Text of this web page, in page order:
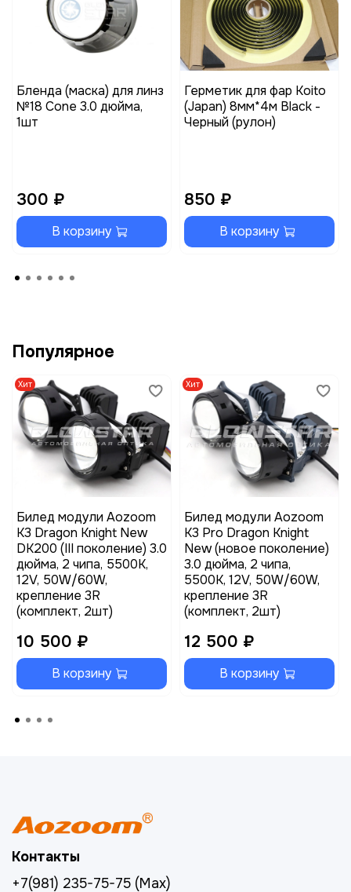
Бленда (маска) для линз
№18 Cone 3.0 дюйма,
1шт
300 ₽
В корзину
Герметик для фар Koito
(Japan) 8мм*4м Black -
Черный (рулон)
850 ₽
В корзину
Популярное
Хит
Билед модули Aozoom
K3 Dragon Knight New
DK200 (III поколение) 3.0
дюйма, 2 чипа, 5500K,
12V, 50W/60W,
крепление 3R
(комплект, 2шт)
10 500 ₽
В корзину
Хит
Билед модули Aozoom
K3 Pro Dragon Knight
New (новое поколение)
3.0 дюйма, 2 чипа,
5500K, 12V, 50W/60W,
крепление 3R
(комплект, 2шт)
12 500 ₽
В корзину
Контакты
+7(981) 235-75-75 (Max)